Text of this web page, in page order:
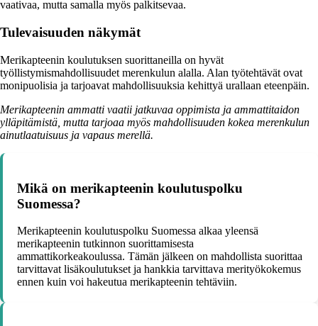
vaativaa, mutta samalla myös palkitsevaa.
Tulevaisuuden näkymät
Merikapteenin koulutuksen suorittaneilla on hyvät
työllistymismahdollisuudet merenkulun alalla. Alan työtehtävät ovat
monipuolisia ja tarjoavat mahdollisuuksia kehittyä urallaan eteenpäin.
Merikapteenin ammatti vaatii jatkuvaa oppimista ja ammattitaidon
ylläpitämistä, mutta tarjoaa myös mahdollisuuden kokea merenkulun
ainutlaatuisuus ja vapaus merellä.
Mikä on merikapteenin koulutuspolku
Suomessa?
Merikapteenin koulutuspolku Suomessa alkaa yleensä
merikapteenin tutkinnon suorittamisesta
ammattikorkeakoulussa. Tämän jälkeen on mahdollista suorittaa
tarvittavat lisäkoulutukset ja hankkia tarvittava merityökokemus
ennen kuin voi hakeutua merikapteenin tehtäviin.